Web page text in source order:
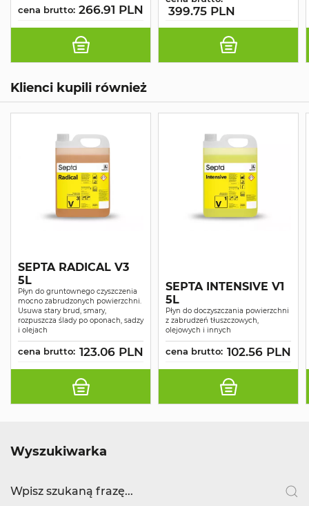
cena brutto: 266.91 PLN 399.75 PLN
Klienci kupili również
SEPTA RADICAL V3
5L
Płyn do gruntownego czyszczenia
mocno zabrudzonych powierzchni.
Usuwa stary brud, smary,
rozpuszcza ślady po oponach, sadzy
i olejach
cena brutto: 123.06 PLN
SEPTA INTENSIVE V1
5L
Płyn do doczyszczania powierzchni
z zabrudzeń tłuszczowych,
olejowych i innych
cena brutto: 102.56 PLN
Wyszukiwarka